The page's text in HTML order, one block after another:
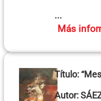
...
Más
Título:
Autor: